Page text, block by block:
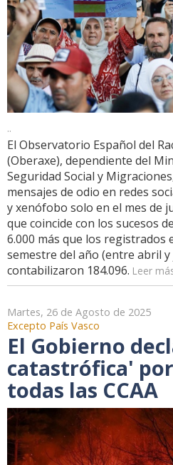
..
El Observatorio Español del
(Oberaxe), dependiente del
Seguridad Social y
mensajes de odio en redes
y xenófobo solo en el mes de
que coincide con los sucesos
6.000 más que los registrados
semestre del año (entre abril
contabilizaron 184.096. Leer
Martes, 26 de Agosto de 2025
Excepto País Vasco
El Gobierno
catastrófica'
todas las CCAA